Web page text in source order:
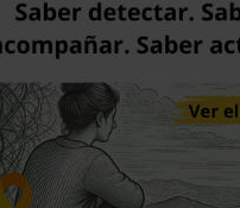
hiperactivo de
Frias Pulido
- España
22/01/2024